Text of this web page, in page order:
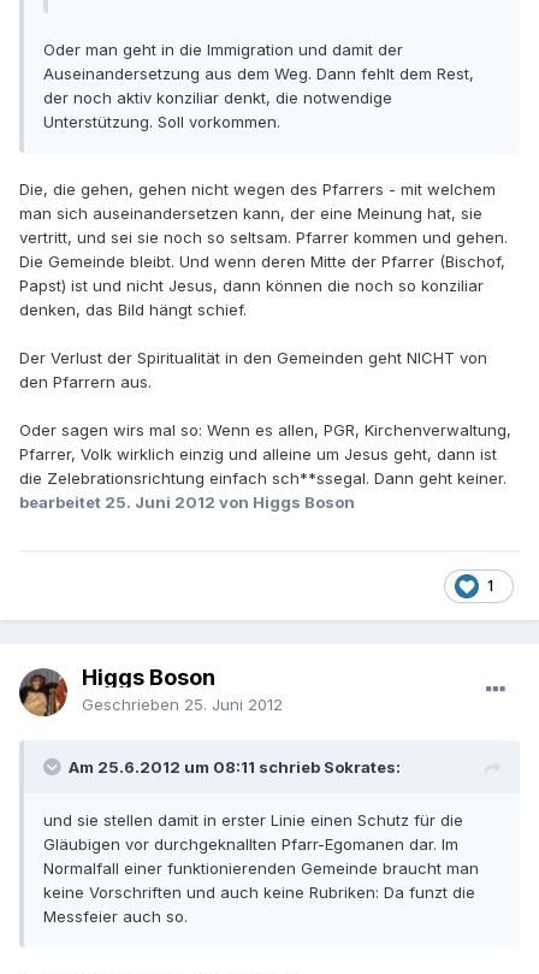
Oder man geht in die Immigration und damit der
Auseinandersetzung aus dem Weg. Dann fehlt dem Rest,
der noch aktiv konziliar denkt, die notwendige
Unterstützung. Soll vorkommen.
Die, die gehen, gehen nicht wegen des Pfarrers - mit welchem
man sich auseinandersetzen kann, der eine Meinung hat, sie
vertritt, und sei sie noch so seltsam. Pfarrer kommen und gehen.
Die Gemeinde bleibt. Und wenn deren Mitte der Pfarrer (Bischof,
Papst) ist und nicht Jesus, dann können die noch so konziliar
denken, das Bild hängt schief.
Der Verlust der Spiritualität in den Gemeinden geht NICHT von
den Pfarrern aus.
Oder sagen wirs mal so: Wenn es allen, PGR, Kirchenverwaltung,
Pfarrer, Volk wirklich einzig und alleine um Jesus geht, dann ist
die Zelebrationsrichtung einfach sch**ssegal. Dann geht keiner.
bearbeitet 25. Juni 2012 von Higgs Boson
1
Higgs Boson
Geschrieben 25. Juni 2012
Am 25.6.2012 um 08:11 schrieb Sokrates:
und sie stellen damit in erster Linie einen Schutz für die
Gläubigen vor durchgeknallten Pfarr-Egomanen dar. Im
Normalfall einer funktionierenden Gemeinde braucht man
keine Vorschriften und auch keine Rubriken: Da funzt die
Messfeier auch so.